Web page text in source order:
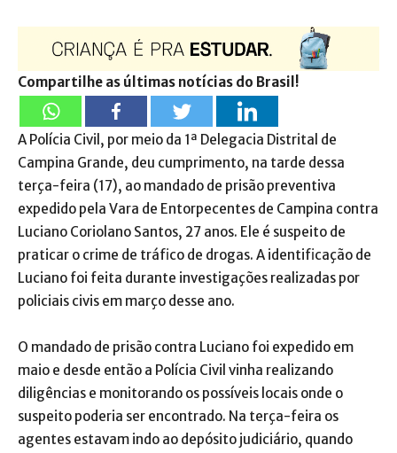
Compartilhe as últimas notícias do Brasil!
A Polícia Civil, por meio da 1ª Delegacia Distrital de
Campina Grande, deu cumprimento, na tarde dessa
terça-feira (17), ao mandado de prisão preventiva
expedido pela Vara de Entorpecentes de Campina contra
Luciano Coriolano Santos, 27 anos. Ele é suspeito de
praticar o crime de tráfico de drogas. A identificação de
Luciano foi feita durante investigações realizadas por
policiais civis em março desse ano.
O mandado de prisão contra Luciano foi expedido em
maio e desde então a Polícia Civil vinha realizando
diligências e monitorando os possíveis locais onde o
suspeito poderia ser encontrado. Na terça-feira os
agentes estavam indo ao depósito judiciário, quando